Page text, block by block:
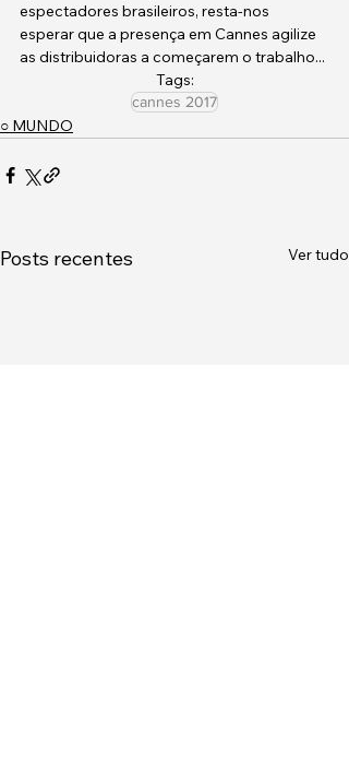
espectadores brasileiros, resta-nos
esperar que a presença em Cannes agilize
as distribuidoras a começarem o trabalho...
Tags:
cannes 2017
○ MUNDO
Posts recentes Ver tudo